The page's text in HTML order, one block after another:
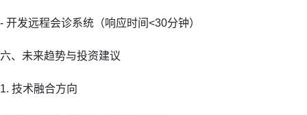
- 开发远程会诊系统（响应时间<30分钟）
六、未来趋势与投资建议
1. 技术融合方向